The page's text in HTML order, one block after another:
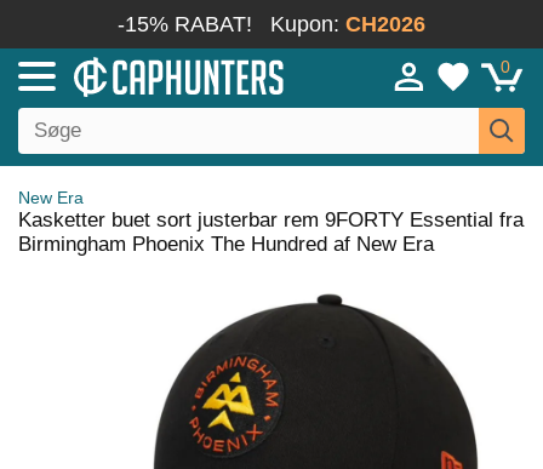
-15% RABAT! Kupon: CH2026
0
New Era
Kasketter buet sort justerbar rem 9FORTY Essential fra
Birmingham Phoenix The Hundred af New Era